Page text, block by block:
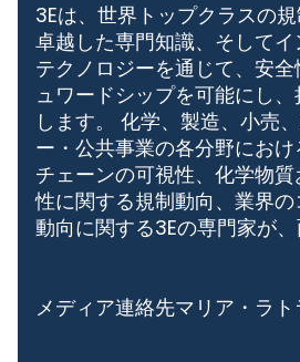
3Eは、世界トップクラスの規
卓越した専門知識、そして
テクノロジーを通じて、安
ュワードシップを可能にし
します。 化学、製造、小売
ー・公共事業の各分野におけ
チェーンの可視性、化学物
性に関する規制動向、業界
動向に関する3Eの専門家が、
メディア連絡先マリア・ラト